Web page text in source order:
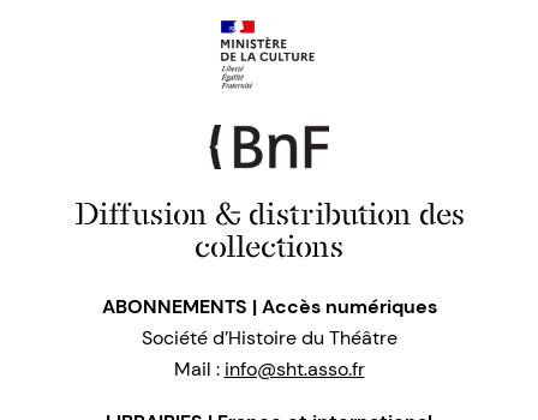
Diffusion & distribution des
collections
ABONNEMENTS | Accès numériques
Société d’Histoire du Théâtre
Mail : info@sht.asso.fr